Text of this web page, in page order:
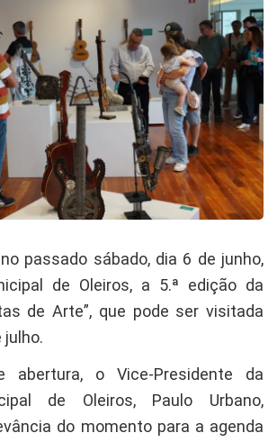
passado sábado, dia 6 de junho,
de Oleiros, a 5.ª edição da
de Arte”, que pode ser visitada
julho.
abertura, o Vice-Presidente da
de Oleiros, Paulo Urbano,
do momento para a agenda